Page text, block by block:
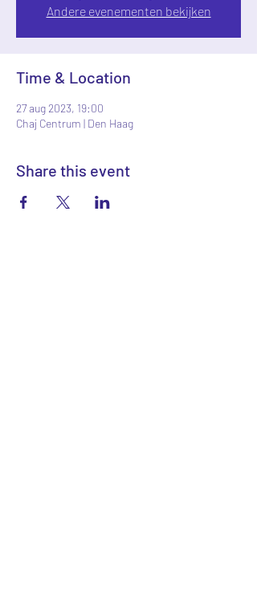
Andere evenementen bekijken
Time & Location
27 aug 2023, 19:00
Chaj Centrum | Den Haag
Share this event